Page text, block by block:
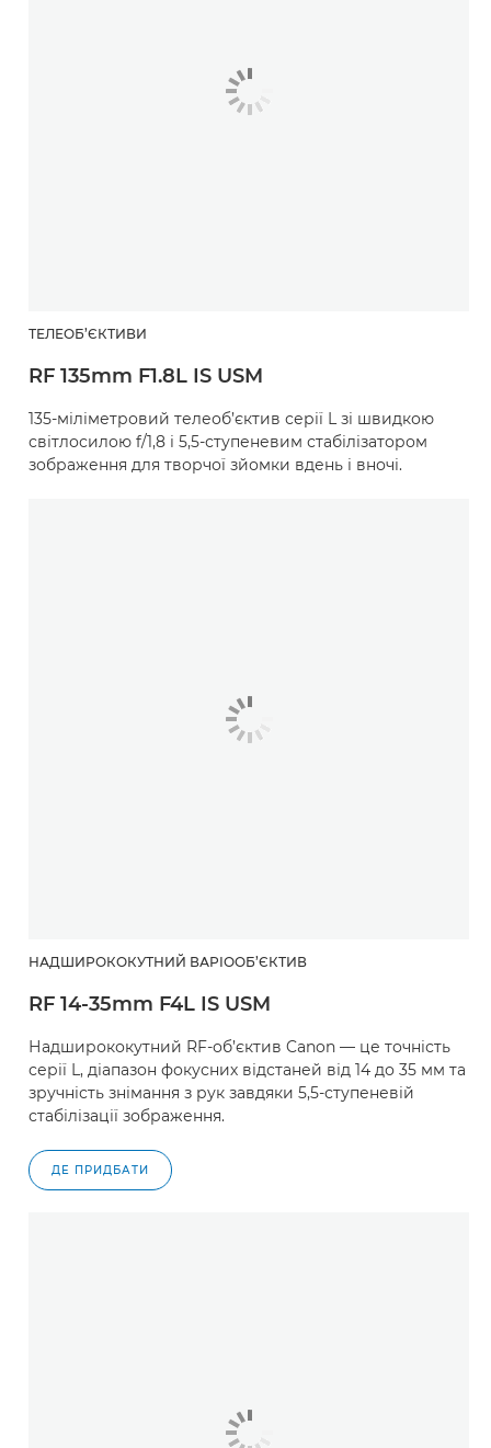
ТЕЛЕОБ’ЄКТИВИ
RF 135mm F1.8L IS USM
135-міліметровий телеоб’єктив серії L зі швидкою
світлосилою f/1,8 і 5,5-ступеневим стабілізатором
зображення для творчої зйомки вдень і вночі.
НАДШИРОКОКУТНИЙ ВАРІООБ’ЄКТИВ
RF 14-35mm F4L IS USM
Надширококутний RF-об’єктив Canon — це точність
серії L, діапазон фокусних відстаней від 14 до 35 мм та
зручність знімання з рук завдяки 5,5-ступеневій
стабілізації зображення.
ДЕ ПРИДБАТИ